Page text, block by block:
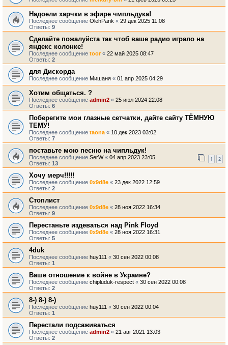
Надоели харчки в эфире чмпльдука!
Последнее сообщение OlehPank « 29 дек 2025 11:08
Ответы: 9
Сделайте пожалуйста так чтоб ваше радио играло на
яндекс колонке!
Последнее сообщение toor « 22 май 2025 08:47
Ответы: 2
для Дискорда
Последнее сообщение Мишаня « 01 апр 2025 04:29
Хотим общаться. ?
Последнее сообщение admin2 « 25 июл 2024 22:08
Ответы: 6
Поберегите мои глазные сетчатки, дайте сайту ТЁМНУЮ
ТЕМУ!
Последнее сообщение taona « 10 дек 2023 03:02
Ответы: 7
поставьте мою песню на чипльдук!
Последнее сообщение SerW« 04 апр 2023 23:05
Ответы: 13
1 2
Хочу мерч!!!!!
Последнее сообщение 0x9d8e « 23 дек 2022 12:59
Ответы: 2
Стоплист
Последнее сообщение 0x9d8e « 28 ноя 2022 16:34
Ответы: 9
Перестаньте издеваться над Pink Floyd
Последнее сообщение 0x9d8e « 28 ноя 2022 16:31
Ответы: 5
4duk
Последнее сообщение huy111 « 30 сен 2022 00:08
Ответы: 1
Ваше отношение к войне в Украине?
Последнее сообщение chipluduk-respect « 30 сен 2022 00:08
Ответы: 2
8-) 8-) 8-)
Последнее сообщение huy111 « 30 сен 2022 00:04
Ответы: 1
Перестали подсаживаться
Последнее сообщение admin2 « 21 авг 2021 13:03
Ответы: 2